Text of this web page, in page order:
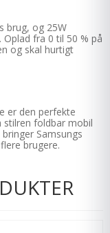
brug, og 25W
fra 0 til 50 % på
og skal hurtigt
er den perfekte
stilren foldbar mobil
Samsungs
brugere.